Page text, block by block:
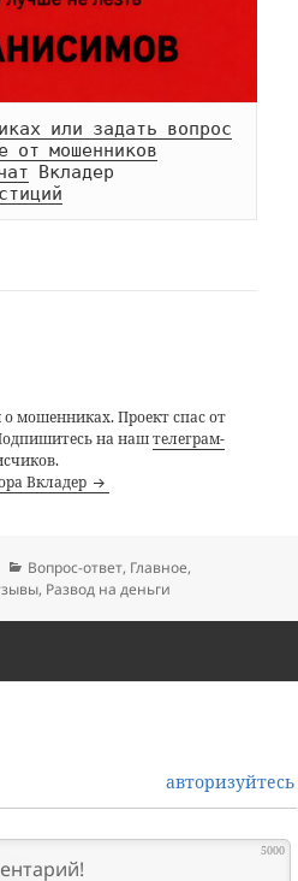
или задать вопрос
от мошенников
мошенниках. Проект спас от
на наштелеграм-
Вкладер
Рубрики
Вопрос-ответ, Главное,
, Развод на деньги
авторизуйтесь
5000